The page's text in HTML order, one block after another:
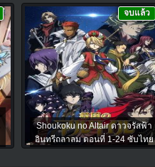
Shoukoku no Altair ดาวจรัสฟ้า
อินทรีถลาลม ตอนที่ 1-24 ซับไทย
จบแล้ว